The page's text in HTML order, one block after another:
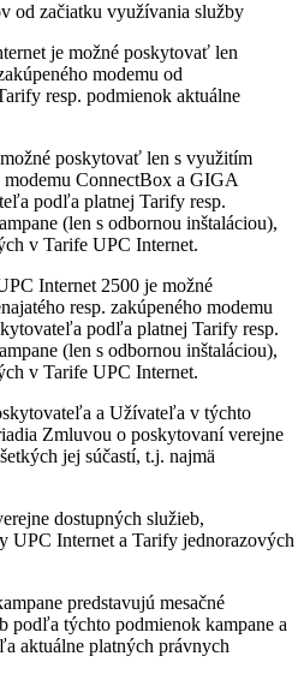
od začiatku využívania služby
je možné poskytovať len
modemu od
resp. podmienok aktuálne
poskytovať len s využitím
modemu ConnectBox a GIGA
podľa platnej Tarify resp.
(len s odbornou inštaláciou),
v Tarife UPC Internet.
Internet 2500 je možné
resp. zakúpeného modemu
podľa platnej Tarify resp.
(len s odbornou inštaláciou),
v Tarife UPC Internet.
a Užívateľa v týchto
Zmluvou o poskytovaní verejne
jej súčastí, t.j. najmä
dostupných služieb,
UPC Internet a Tarify jednorazových
predstavujú mesačné
podľa týchto podmienok kampane a
aktuálne platných právnych